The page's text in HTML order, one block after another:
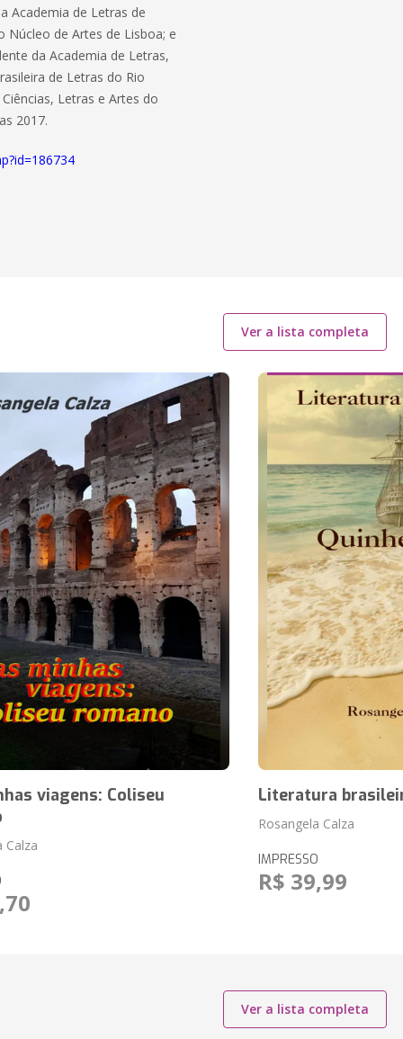
Academia de Letras de
Núcleo de Artes de Lisboa; e
da Academia de Letras,
de Letras do Rio
Letras e Artes do
2017.
Ver a lista completa
viagens: Coliseu
Calza
Literatura
Rosangela Calza
IMPRESSO
R$ 39,99
Ver a lista completa